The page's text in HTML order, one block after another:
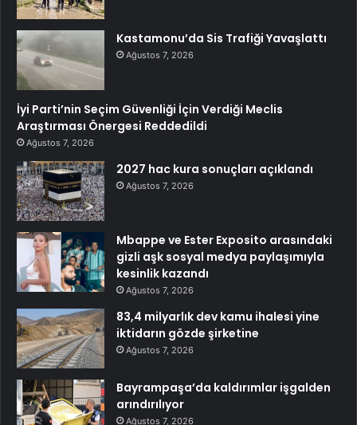
Kastamonu’da Sis Trafiği Yavaşlattı
Ağustos 7, 2026
İyi Parti’nin Seçim Güvenliği İçin Verdiği Meclis
Araştırması Önergesi Reddedildi
Ağustos 7, 2026
2027 hac kura sonuçları açıklandı
Ağustos 7, 2026
Mbappe ve Ester Exposito arasındaki
gizli aşk sosyal medya paylaşımıyla
kesinlik kazandı
Ağustos 7, 2026
83,4 milyarlık dev kamu ihalesi yine
iktidarın gözde şirketine
Ağustos 7, 2026
Bayrampaşa’da kaldırımlar işgalden
arındırılıyor
Ağustos 7, 2026